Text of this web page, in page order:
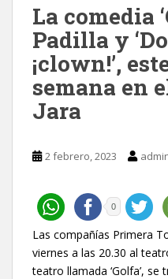
La comedia
Padilla y
¡clown!’,
semana en
Jara
2 febrero, 2023
0
Las compañías Primera
viernes a las 20.30 al
teatro llamada ‘Golfa’,